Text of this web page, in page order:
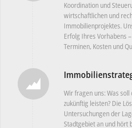
Koordination und
wirtschaftlichen und
Immobilienprojektes.
Erfolg Ihres Vorhabens
Terminen, Kosten und
Wir fragen uns: Was
zukünftig leisten? Die
Untersuchungen der
Stadtgebiet an und hört